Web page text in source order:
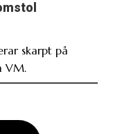
skarpt på
VM.